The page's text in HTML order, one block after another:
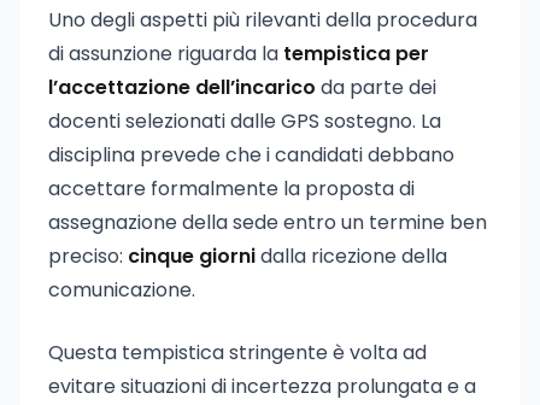
Uno degli aspetti più rilevanti della procedura
di assunzione riguarda la tempistica per
l’accettazione dell’incarico da parte dei
docenti selezionati dalle GPS sostegno. La
disciplina prevede che i candidati debbano
accettare formalmente la proposta di
assegnazione della sede entro un termine ben
preciso: cinque giornidalla ricezione della
comunicazione.
Questa tempistica stringente è volta ad
evitare situazioni di incertezza prolungata e a